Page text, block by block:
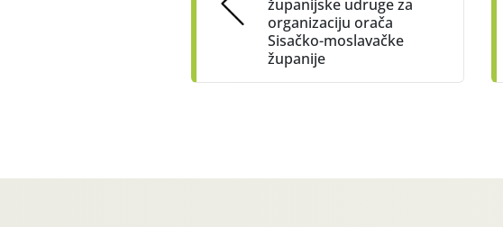
županijske udruge za
organizaciju orača
Sisačko-moslavačke
županije